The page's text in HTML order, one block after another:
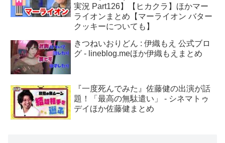
実況 Part126】【ヒカクラ】ほかマー
ライオンまとめ【マーライオン バター
クッキーについても】
きつねいおりどん : 伊織もえ 公式ブロ
グ - lineblog.meほか伊織もえまとめ
『一度死んでみた』佐藤健の出演が話
題！「最高の無駄遣い」 - シネマトゥ
デイほか佐藤健まとめ